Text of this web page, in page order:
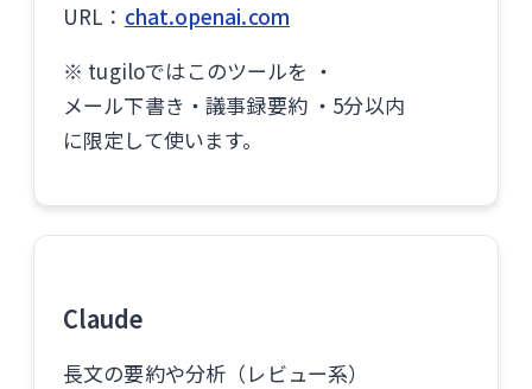
URL： chat.openai.com
※ tugiloではこのツールを ・
メール下書き・議事録要約 ・5分以内
に限定して使います。
Claude
長文の要約や分析（レビュー系）